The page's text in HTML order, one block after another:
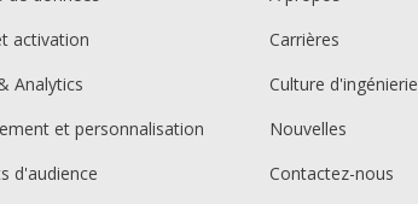
activation
Analytics
et personnalisation
d'audience
Carrières
Culture d'ingénierie
Nouvelles
Contactez-nous